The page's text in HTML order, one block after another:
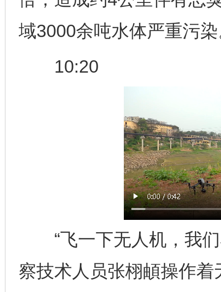
域3000余吨水体严重污
10:20
“飞一下无人机，我们
察技术人员张栩頔操作